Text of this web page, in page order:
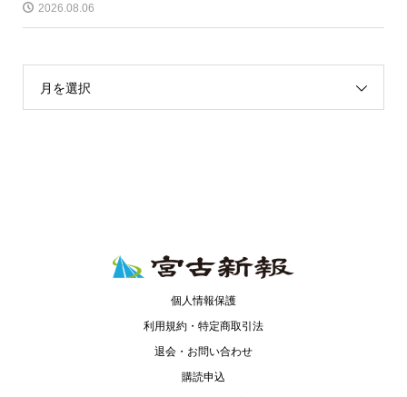
2026.08.06
月を選択
個人情報保護
利用規約・特定商取引法
退会・お問い合わせ
購読申込